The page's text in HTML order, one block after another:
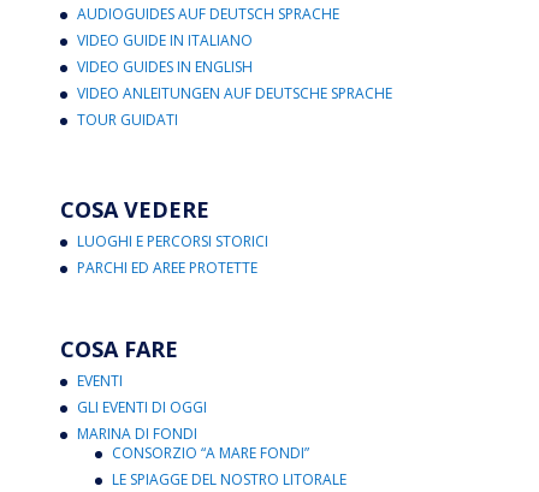
AUDIOGUIDES AUF DEUTSCH SPRACHE
VIDEO GUIDE IN ITALIANO
VIDEO GUIDES IN ENGLISH
VIDEO ANLEITUNGEN AUF DEUTSCHE SPRACHE
TOUR GUIDATI
COSA VEDERE
LUOGHI E PERCORSI STORICI
PARCHI ED AREE PROTETTE
COSA FARE
EVENTI
GLI EVENTI DI OGGI
MARINA DI FONDI
CONSORZIO “A MARE FONDI”
LE SPIAGGE DEL NOSTRO LITORALE